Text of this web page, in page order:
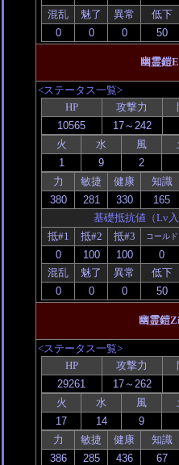
混乱 魅了 異常 低下
幽霊鎧
<ステータス一覧>
HP
攻撃力
火 水 風
力 敏捷 健康 知識
基礎抵抗値（Lv入
抵#1
抵#2 抵#3 コールド
混乱 魅了 異常 低下
幽霊鎧
<ステータス一覧>
HP
攻撃力
火 水 風
力 敏捷 健康 知識